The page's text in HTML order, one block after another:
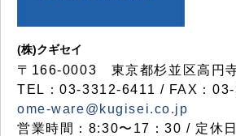
(株)クギセイ
〒166-0003 東京都杉並区高円
TEL：03-3312-6411 / FAX：
ome-ware@kugisei.co.jp
営業時間：8:30〜17：30 / 定休